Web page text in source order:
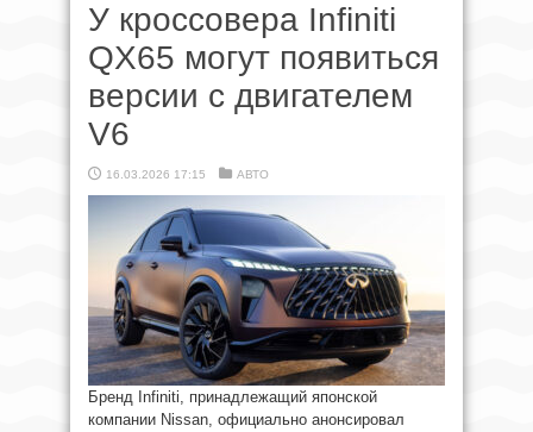
У кроссовера Infiniti
QX65 могут появиться
версии с двигателем
V6
16.03.2026 17:15 АВТО
Бренд Infiniti, принадлежащий японской
компании Nissan, официально анонсировал